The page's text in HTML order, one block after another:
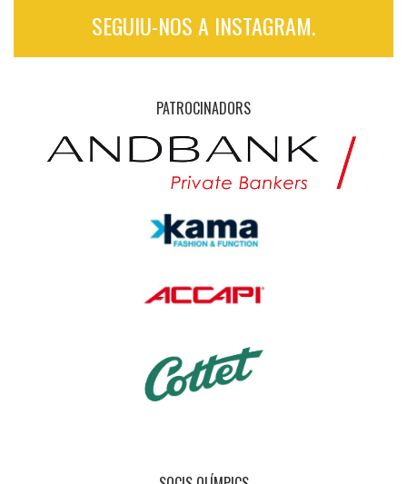
SEGUIU-NOS A INSTAGRAM.
PATROCINADORS